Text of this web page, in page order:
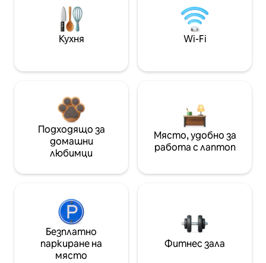
Кухня Wi-Fi
Подходящо за
домашни
любимци
Място, удобно за
работа с лаптоп
Безплатно
паркиране на
място
Фитнес зала